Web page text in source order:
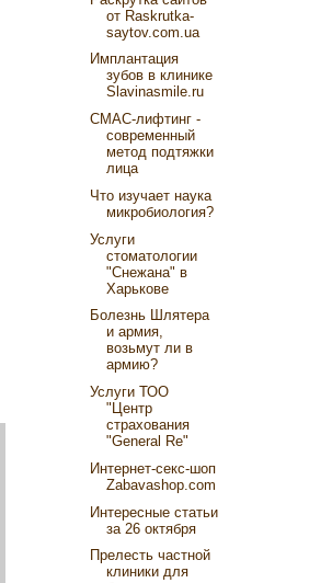
от Raskrutka-
saytov.com.ua
Имплантация
зубов в клинике
Slavinasmile.ru
СМАС-лифтинг -
современный
метод подтяжки
лица
Что изучает наука
микробиология?
Услуги
стоматологии
"Снежана" в
Харькове
Болезнь Шлятера
и армия,
возьмут ли в
армию?
Услуги ТОО
"Центр
страхования
"General Re"
Интернет-секс-шоп
Zabavashop.com
Интересные статьи
за 26 октября
Прелесть частной
клиники для